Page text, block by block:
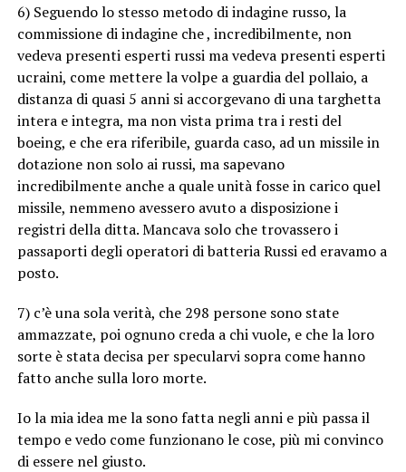
6) Seguendo lo stesso metodo di indagine russo, la
commissione di indagine che , incredibilmente, non
vedeva presenti esperti russi ma vedeva presenti esperti
ucraini, come mettere la volpe a guardia del pollaio, a
distanza di quasi 5 anni si accorgevano di una targhetta
intera e integra, ma non vista prima tra i resti del
boeing, e che era riferibile, guarda caso, ad un missile in
dotazione non solo ai russi, ma sapevano
incredibilmente anche a quale unità fosse in carico quel
missile, nemmeno avessero avuto a disposizione i
registri della ditta. Mancava solo che trovassero i
passaporti degli operatori di batteria Russi ed eravamo a
posto.
7) c’è una sola verità, che 298 persone sono state
ammazzate, poi ognuno creda a chi vuole, e che la loro
sorte è stata decisa per specularvi sopra come hanno
fatto anche sulla loro morte.
Io la mia idea me la sono fatta negli anni e più passa il
tempo e vedo come funzionano le cose, più mi convinco
di essere nel giusto.